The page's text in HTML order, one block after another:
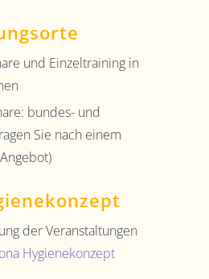
und Einzeltraining in
bundes- und
Sie nach einem
der Veranstaltungen
Hygienekonzept